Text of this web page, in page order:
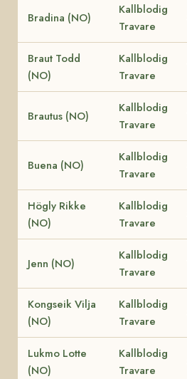
Bradina (NO)
Kallblodig
Travare
Braut Todd
(NO)
Kallblodig
Travare
Brautus (NO)
Kallblodig
Travare
Buena (NO)
Kallblodig
Travare
Högly Rikke
(NO)
Kallblodig
Travare
Jenn (NO)
Kallblodig
Travare
Kongseik Vilja
(NO)
Kallblodig
Travare
Lukmo Lotte
(NO)
Kallblodig
Travare